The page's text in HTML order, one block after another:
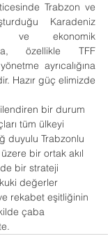
Trabzon ve
Karadeniz
ve ekonomik
özellikle TFF
ayrıcalığına
Hazır güç elimizde
bir durum
tüm ülkeyi
duyulu Trabzonlu
bir ortak akıl
bir strateji
değerler
rekabet eşitliğinin
çaba